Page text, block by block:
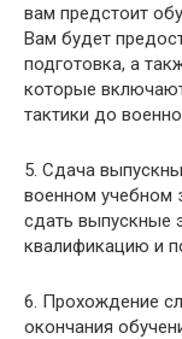
вам предстоит
Вам будет
подготовка, а
которые
тактики до
5. Сдача
военном учебном
сдать выпускные
квалификацию и
6. Прохождение
окончания